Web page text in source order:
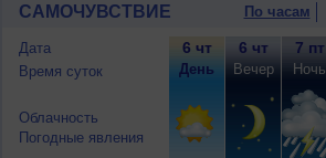
САМОЧУВСТВИЕ По часам
Дата
Время суток
Облачность
Погодные явления
6 чт
День
6 чт
Вечер
7 пт
Ночь